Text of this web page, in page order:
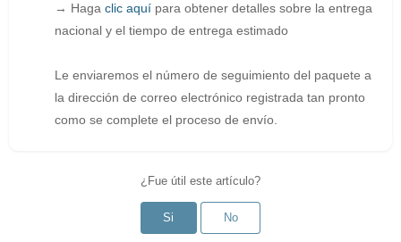
→ Haga clic aquí para obtener detalles sobre la entrega
nacional y el tiempo de entrega estimado
Le enviaremos el número de seguimiento del paquete a
la dirección de correo electrónico registrada tan pronto
como se complete el proceso de envío.
¿Fue útil este artículo?
Si No